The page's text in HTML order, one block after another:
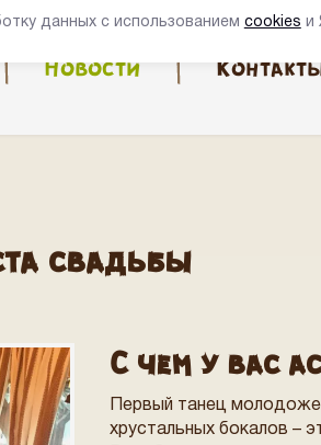
Новости
свадьбы
С чем у вас
Первый танец
хрустальных бокалов –
данных с использованием cookies и